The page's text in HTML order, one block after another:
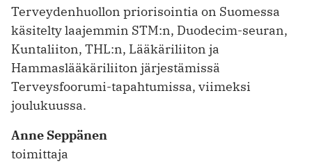
Terveydenhuollon priorisointia on Suomessa
käsitelty laajemmin STM:n, Duodecim-seuran,
Kuntaliiton, THL:n, Lääkäriliiton ja
Hammaslääkäriliiton järjestämissä
Terveysfoorumi-tapahtumissa, viimeksi
joulukuussa.
Anne Seppänen
toimittaja